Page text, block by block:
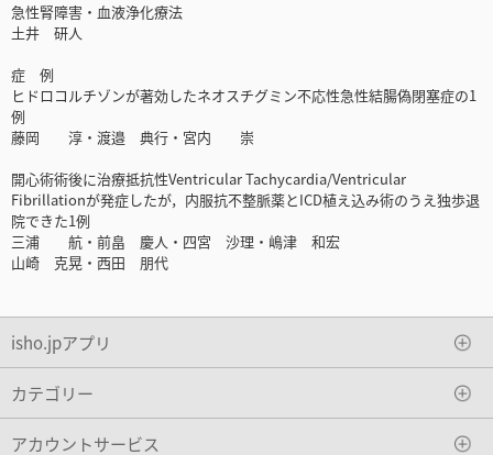
急性腎障害・血液浄化療法
土井 研人
症 例
ヒドロコルチゾンが著効したネオスチグミン不応性急性結腸偽閉塞症の1
例
藤岡 淳・渡邉 典行・宮内 崇
開心術術後に治療抵抗性Ventricular Tachycardia/Ventricular
Fibrillationが発症したが，内服抗不整脈薬とICD植え込み術のうえ独歩退
院できた1例
三浦 航・前畠 慶人・四宮 沙理・嶋津 和宏
山崎 克晃・西田 朋代
isho.jpアプリ
カテゴリー
アカウントサービス